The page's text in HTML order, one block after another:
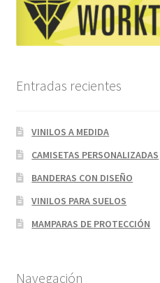
Entradas recientes
VINILOS A MEDIDA
CAMISETAS PERSONALIZADAS
BANDERAS CON DISEÑO
VINILOS PARA SUELOS
MAMPARAS DE PROTECCIÓN
Navegación